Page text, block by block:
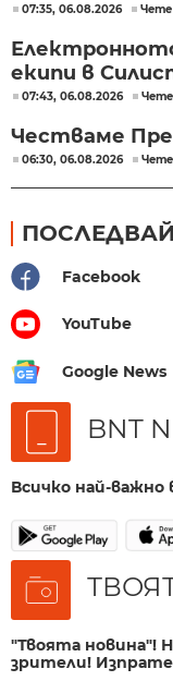
07:35, 06.08.2026 Чете
екипи в
07:43, 06.08.2026 Чете
Честваме
06:30, 06.08.2026 Чете
Facebook
YouTube
Google News
BNT
Всичко най-
"Твоята новина"!
зрители!